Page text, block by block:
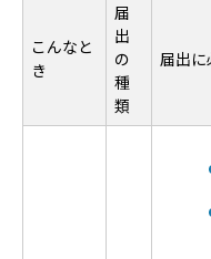
こんなと
き
届
出
の
種
類
届出に